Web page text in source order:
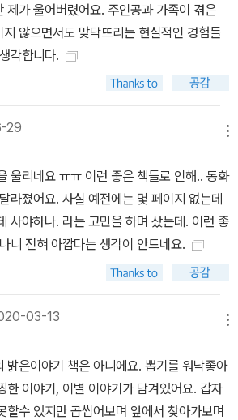
제가 울어버렸어요. 주인공과 가족이 겪은
않으면서도 맞닥뜨리는 현실적인 경험들
각합니다.
29
울리네요 ㅠㅠ 이런 좋은 책들로 인해.. 동화
라졌어요. 사실 예전에는 몇 페이지 없는데
사야하나. 라는 고민을 하며 샀는데. 이런 좋
니 전혀 아깝다는 생각이 안드네요.
03-13
밝은이야기 책은 아니에요. 뽑기를 워낙좋아
한 이야기, 이별 이야기가 담겨있어요. 갑자
할수 있지만 곱씹어보며 앞에서 찾아가보며